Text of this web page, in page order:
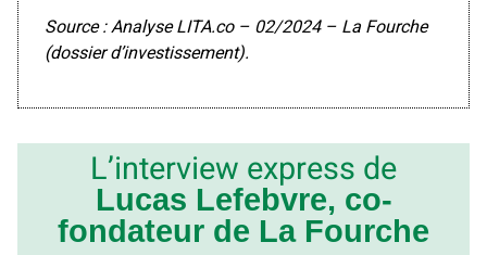
Source : Analyse LITA.co – 02/2024 – La Fourche
(dossier d’investissement).
L’interview express de
Lucas Lefebvre, co-
fondateur de La Fourche